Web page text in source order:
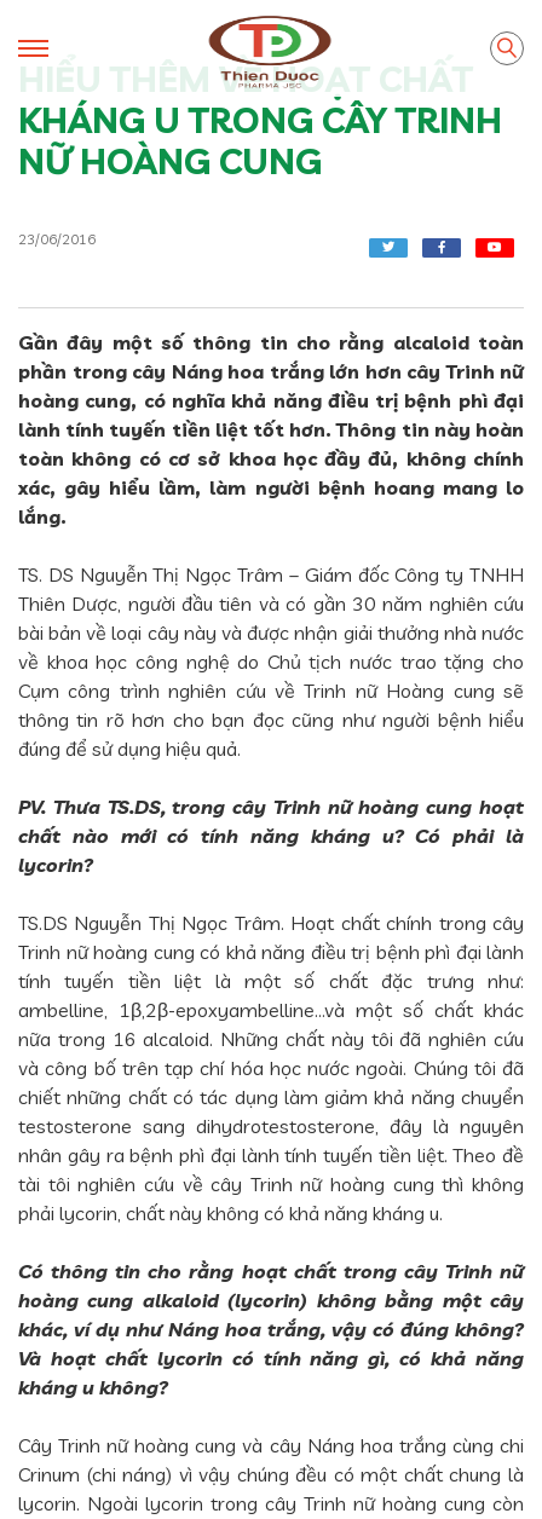
HIỂU THÊM VỀ HOẠT CHẤT
KHÁNG U TRONG CÂY TRINH
NỮ HOÀNG CUNG
23/06/2016
Gần đây một số thông tin cho rằng alcaloid toàn
phần trong cây Náng hoa trắng lớn hơn cây Trinh nữ
hoàng cung, có nghĩa khả năng điều trị bệnh phì đại
lành tính tuyến tiền liệt tốt hơn. Thông tin này hoàn
toàn không có cơ sở khoa học đầy đủ, không chính
xác, gây hiểu lầm, làm người bệnh hoang mang lo
lắng.
TS. DS Nguyễn Thị Ngọc Trâm – Giám đốc Công ty TNHH
Thiên Dược, người đầu tiên và có gần 30 năm nghiên cứu
bài bản về loại cây này và được nhận giải thưởng nhà nước
về khoa học công nghệ do Chủ tịch nước trao tặng cho
Cụm công trình nghiên cứu về Trinh nữ Hoàng cung sẽ
thông tin rõ hơn cho bạn đọc cũng như người bệnh hiểu
đúng để sử dụng hiệu quả.
PV. Thưa TS.DS, trong cây Trinh nữ hoàng cung hoạt
chất nào mới có tính năng kháng u? Có phải là
lycorin?
TS.DS Nguyễn Thị Ngọc Trâm. Hoạt chất chính trong cây
Trinh nữ hoàng cung có khả năng điều trị bệnh phì đại lành
tính tuyến tiền liệt là một số chất đặc trưng như:
ambelline, 1β,2β-epoxyambelline…và một số chất khác
nữa trong 16 alcaloid. Những chất này tôi đã nghiên cứu
và công bố trên tạp chí hóa học nước ngoài. Chúng tôi đã
chiết những chất có tác dụng làm giảm khả năng chuyển
testosterone sang dihydrotestosterone, đây là nguyên
nhân gây ra bệnh phì đại lành tính tuyến tiền liệt. Theo đề
tài tôi nghiên cứu về cây Trinh nữ hoàng cung thì không
phải lycorin, chất này không có khả năng kháng u.
Có thông tin cho rằng hoạt chất trong cây Trinh nữ
hoàng cung alkaloid (lycorin) không bằng một cây
khác, ví dụ như Náng hoa trắng, vậy có đúng không?
Và hoạt chất lycorin có tính năng gì, có khả năng
kháng u không?
Cây Trinh nữ hoàng cung và cây Náng hoa trắng cùng chi
Crinum (chi náng) vì vậy chúng đều có một chất chung là
lycorin. Ngoài lycorin trong cây Trinh nữ hoàng cung còn